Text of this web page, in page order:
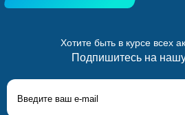
Хотите быть в курсе всех
Подпишитесь на